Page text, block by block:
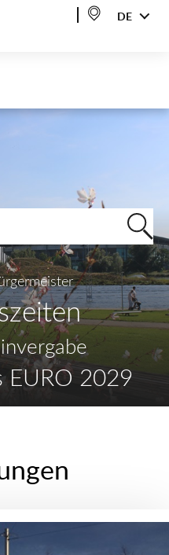
DE
EURO 2029